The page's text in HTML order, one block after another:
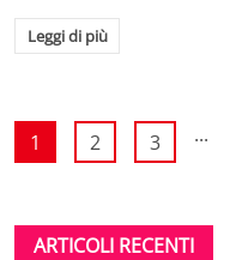
Leggi di più
1 2 3 ...
ARTICOLI RECENTI